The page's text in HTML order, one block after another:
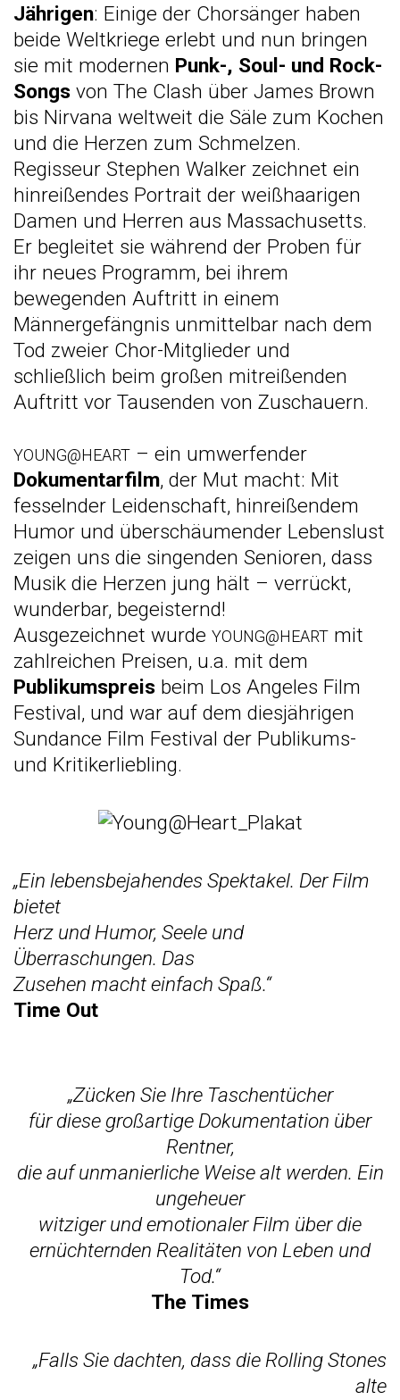
Jährigen: Einige der Chorsänger haben
beide Weltkriege erlebt und nun bringen
sie mit modernen Punk-, Soul- und Rock-
Songs von The Clash über James Brown
bis Nirvana weltweit die Säle zum Kochen
und die Herzen zum Schmelzen.
Regisseur Stephen Walker zeichnet ein
hinreißendes Portrait der weißhaarigen
Damen und Herren aus Massachusetts.
Er begleitet sie während der Proben für
ihr neues Programm, bei ihrem
bewegenden Auftritt in einem
Männergefängnis unmittelbar nach dem
Tod zweier Chor-Mitglieder und
schließlich beim großen mitreißenden
Auftritt vor Tausenden von Zuschauern.
YOUNG@HEART – ein umwerfender
Dokumentarfilm, der Mut macht: Mit
fesselnder Leidenschaft, hinreißendem
Humor und überschäumender Lebenslust
zeigen uns die singenden Senioren, dass
Musik die Herzen jung hält – verrückt,
wunderbar, begeisternd!
Ausgezeichnet wurde YOUNG@HEART mit
zahlreichen Preisen, u.a. mit dem
Publikumspreis beim Los Angeles Film
Festival, und war auf dem diesjährigen
Sundance Film Festival der Publikums-
und Kritikerliebling.
„Ein lebensbejahendes Spektakel. Der Film
bietet
Herz und Humor, Seele und
Überraschungen. Das
Zusehen macht einfach Spaß.“
Time Out
„Zücken Sie Ihre Taschentücher
für diese großartige Dokumentation über
Rentner,
die auf unmanierliche Weise alt werden. Ein
ungeheuer
witziger und emotionaler Film über die
ernüchternden Realitäten von Leben und
Tod.“
The Times
„Falls Sie dachten, dass die Rolling Stones
alte